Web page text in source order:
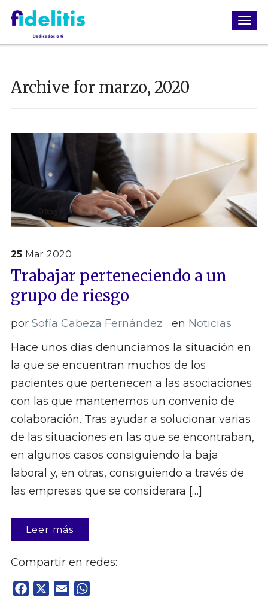
Archive for marzo, 2020
25 Mar 2020
Trabajar perteneciendo a un
grupo de riesgo
por Sofía Cabeza Fernández en Noticias
Hace unos días denunciamos la situación en
la que se encuentran muchos de los
pacientes que pertenecen a las asociaciones
con las que mantenemos un convenio de
colaboración. Tras ayudar a solucionar varias
de las situaciones en las que se encontraban,
en algunos casos consiguiendo la baja
laboral y, en otras, consiguiendo a través de
las empresas que se considerara […]
Leer más
Compartir en redes:
Facebook Email